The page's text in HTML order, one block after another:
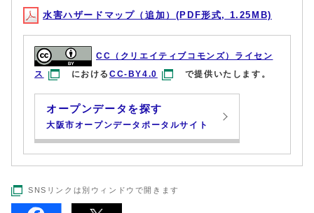
水害ハザードマップ（追加）(PDF形式, 1.25MB)
CC（クリエイティブコモンズ）ライセン
ス
におけるCC-BY4.0 で提供いたします。
オープンデータを探す
大阪市オープンデータポータルサイト
SNSリンクは別ウィンドウで開きます